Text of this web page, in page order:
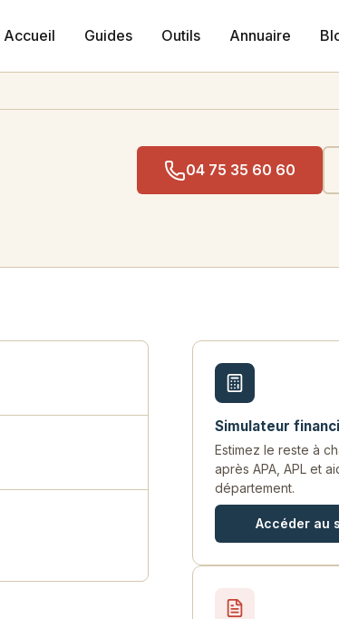
Accueil Guides Outils Annuaire
04 75 35 60 60
Simulateur
Estimez le reste à
après APA, APL et
département.
Accéder au